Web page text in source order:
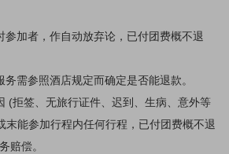
参加者，作自动放弃论，已付团费概不退
需参照酒店规定而确定是否能退款。
(拒签、无旅行证件、迟到、生病、意外等
末能参加行程内任何行程，已付团费概不退
赔偿。